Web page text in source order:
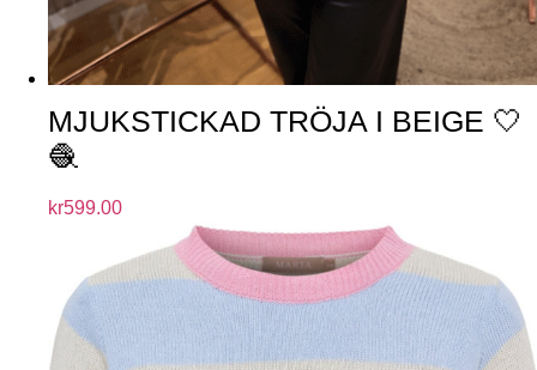
MJUKSTICKAD TRÖJA I BEIGE 🤍
🧶
kr599.00